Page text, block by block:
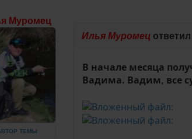
Муромец
ТЕМЫ
Илья Муромец
В начале месяца
Вадима. Вадим, все